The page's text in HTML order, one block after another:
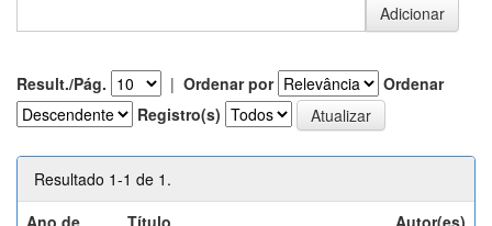
Result./Pág. | Ordenar por
Ordenar
Registro(s)
Resultado 1-1 de 1.
Ano de
Título Autor(es)